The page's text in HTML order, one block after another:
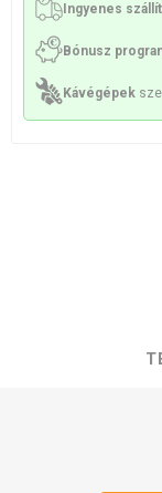
Ingyenes
Bónusz
Kávégépek